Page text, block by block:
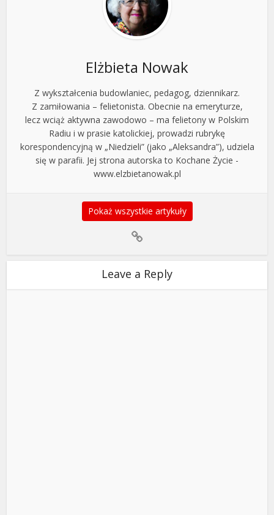
Elżbieta Nowak
Z wykształcenia budowlaniec, pedagog, dziennikarz.
Z zamiłowania – felietonista. Obecnie na emeryturze,
lecz wciąż aktywna zawodowo – ma felietony w Polskim
Radiu i w prasie katolickiej, prowadzi rubrykę
korespondencyjną w „Niedzieli” (jako „Aleksandra”), udziela
się w parafii. Jej strona autorska to Kochane Życie -
www.elzbietanowak.pl
Pokaż wszystkie artykuły
Leave a Reply